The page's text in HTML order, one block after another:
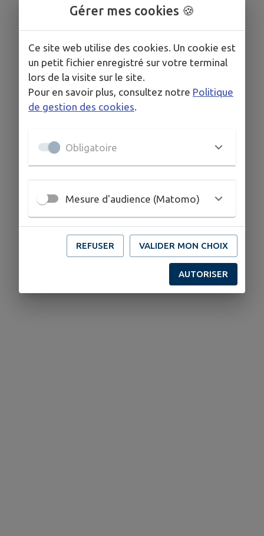
et mi-septembre)
Capacité 4 adultes et 2 enfants en haute saison
ou 4 personnes à l'année.
Chiens et chats acceptés avec accord préalable.
COORDONNÉES
domainelesvoletsverts@outlook.fr
0777997187
Gérer mes cookies 🍪
Ce site web utilise des cookies. Un cookie est
un petit fichier enregistré sur votre terminal
lors de la visite sur le site.
Pour en savoir plus, consultez notre Politique
de gestion des cookies.
Obligatoire
Mesure d'audience (Matomo)
REFUSER VALIDER MON CHOIX
AUTORISER